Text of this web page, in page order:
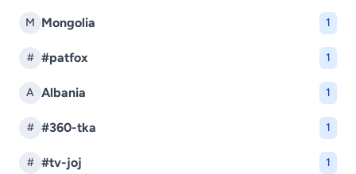
M Mongolia 1
# #patfox 1
A Albania 1
# #360-tka 1
# #tv-joj 1